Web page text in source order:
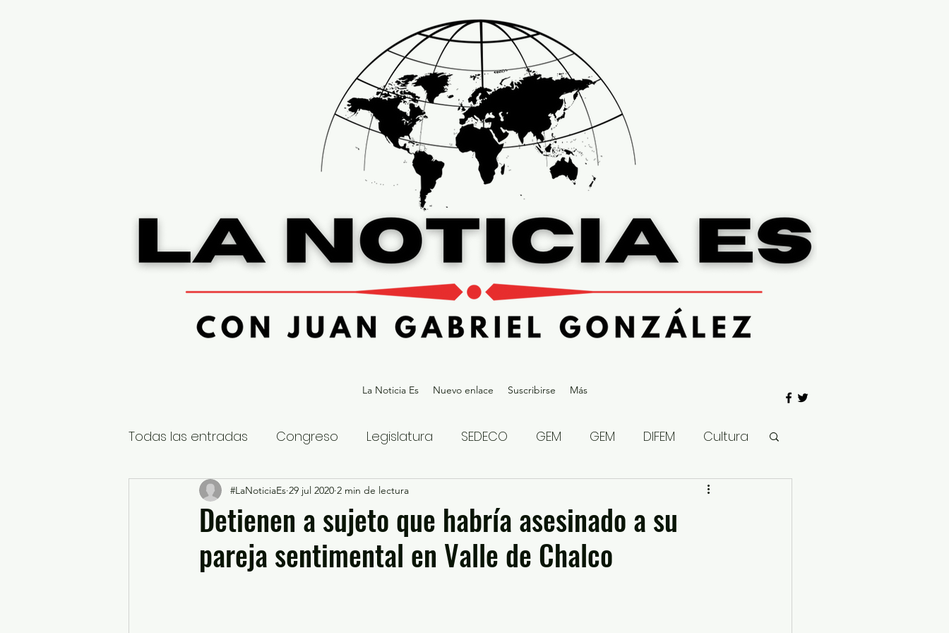
La Noticia Es Nuevo enlace Suscribirse Más
Todas las entradas Congreso Legislatura SEDECO GEM GEM DIFEM Cultura
Nacional Estatal Gubernatura Edoméx 2023
Educación y Cultura Seguridad y Justicia Denuncia Ciudadana
Detienen a sujeto que habría asesinado a su
pareja sentimental en Valle de Chalco
#LaNoticiaEs 29 jul 2020 2 min de lectura